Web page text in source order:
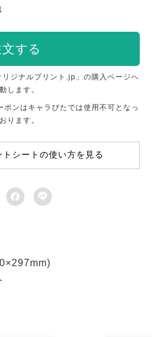
する
ジナルプリント.jp」の購入ページへ
します。
ポンはキャラぴたでは使用不可となっ
ります。
トシートの使い方を見る
 